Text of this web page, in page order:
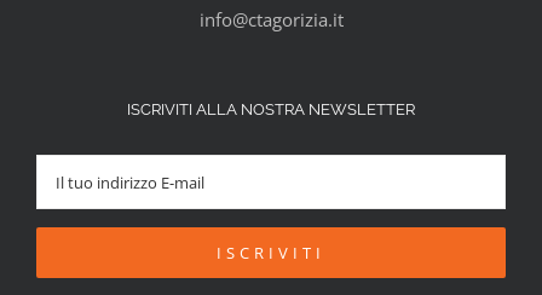
info@ctagorizia.it
ISCRIVITI ALLA NOSTRA NEWSLETTER